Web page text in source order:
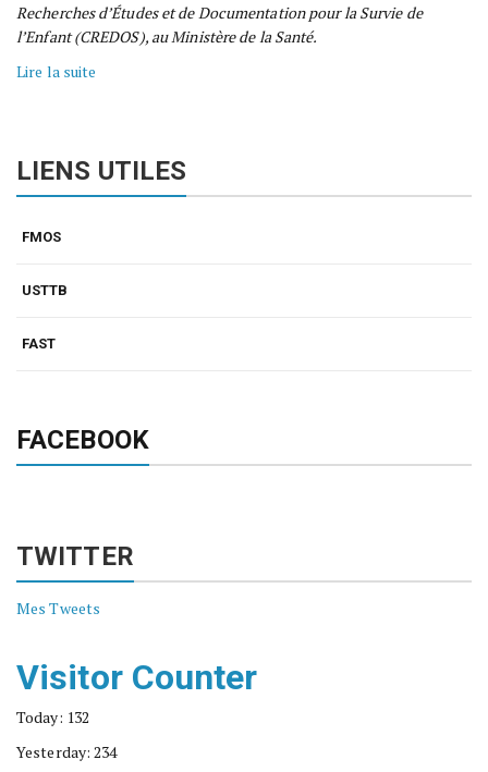
Recherches d’Études et de Documentation pour la Survie de
l’Enfant (CREDOS), au Ministère de la Santé.
Lire la suite
LIENS UTILES
FMOS
USTTB
FAST
FACEBOOK
TWITTER
Mes Tweets
Visitor Counter
Today: 132
Yesterday: 234